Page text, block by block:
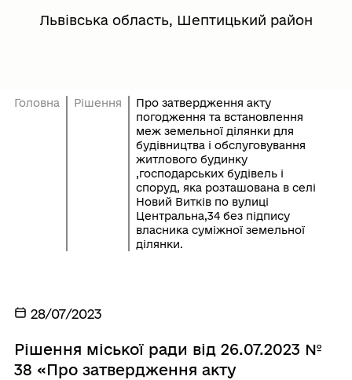
Львівська область, Шептицький район
Головна Рішення
Про затвердження акту
погодження та встановлення
меж земельної ділянки для
будівництва і обслуговування
житлового будинку
,господарських будівель і
споруд, яка розташована в селі
Новий Витків по вулиці
Центральна,34 без підпису
власника суміжної земельної
ділянки.
28/07/2023
Рішення міської ради від 26.07.2023 №
38 «Про затвердження акту